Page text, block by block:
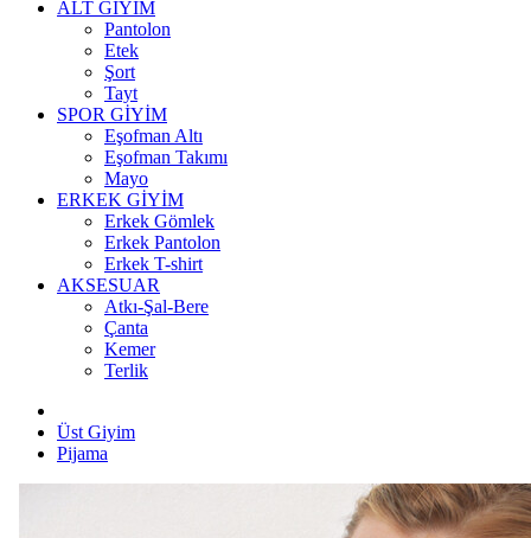
ALT GİYİM
Pantolon
Etek
Şort
Tayt
SPOR GİYİM
Eşofman Altı
Eşofman Takımı
Mayo
ERKEK GİYİM
Erkek Gömlek
Erkek Pantolon
Erkek T-shirt
AKSESUAR
Atkı-Şal-Bere
Çanta
Kemer
Terlik
Üst Giyim
Pijama